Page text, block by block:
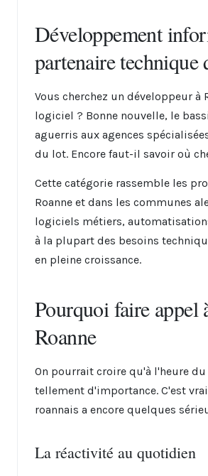
Développement
partenaire
Vous cherchez un développeur
logiciel ? Bonne nouvelle, le
aguerris aux agences
du lot. Encore faut-il savoir où
Cette catégorie rassemble les
Roanne et dans les communes
logiciels métiers,
à la plupart des besoins
en pleine croissance.
Pourquoi faire appel
Roanne
On pourrait croire qu'à l'heure
tellement d'importance. C'est
roannais a encore quelques
La réactivité au quotidien